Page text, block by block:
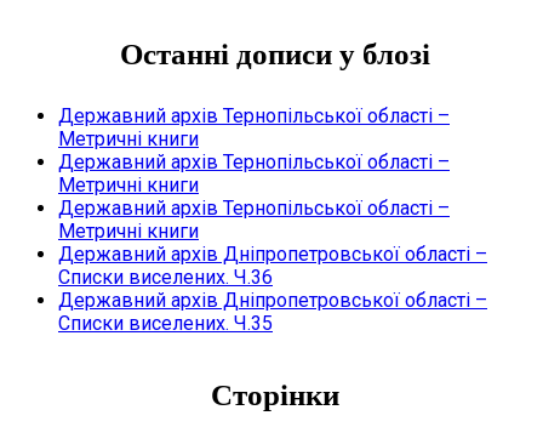
Останні дописи у блозі
Державний архів Тернопільської області –
Метричні книги
Державний архів Тернопільської області –
Метричні книги
Державний архів Тернопільської області –
Метричні книги
Державний архів Дніпропетровської області –
Списки виселених. Ч.36
Державний архів Дніпропетровської області –
Списки виселених. Ч.35
Сторінки